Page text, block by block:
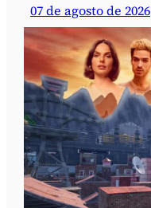
07 de agosto de 2026